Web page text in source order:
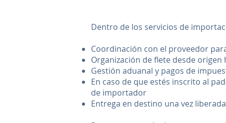
Dentro de los servicios de
Coordinación con el proveedor
Organización de flete desde
Gestión aduanal y pagos de
En caso de que estés inscrito al
de importador
Entrega en destino una vez